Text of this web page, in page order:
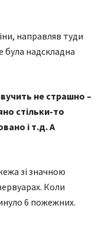
направляв туди
була надскладна
не страшно –
стільки-то
і т.д. А
зі значною
Коли
6 пожежних.